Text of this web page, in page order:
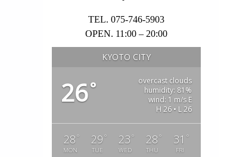
TEL. 075-746-5903
OPEN. 11:00 – 20:00
KYOTO CITY
26°
overcast clouds
humidity: 81%
wind: 1 m/s E
H 26 • L 26
28 °
MON
29 °
TUE
23 °
WED
28 °
THU
31 °
FRI